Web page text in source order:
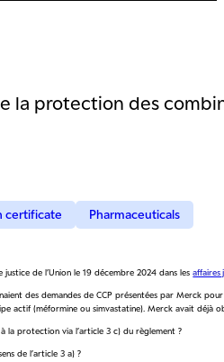
la protection des
certificate Pharmaceuticals
de l’Union le 19 décembre 2024 dans lesaffaires
des demandes de CCP présentées par Merck
actif (méformine ou simvastatine). Merck avait déjà
la protection via l’article 3 c) du règlement ?
de l’article 3 a) ?